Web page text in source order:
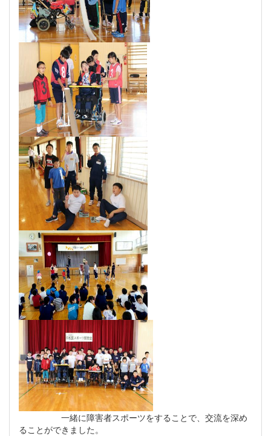
一緒に障害者スポーツをすることで、交流を深め
ることができました。